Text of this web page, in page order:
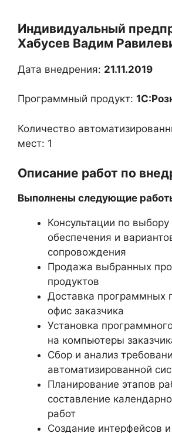
Индивидуальный
Хабусев Вадим
Дата внедрения: 21.11.2019
Программный продукт:
Количество
мест: 1
Описание работ по
Выполнены следующие
Консультации по
обеспечения и
сопровождения
Продажа выбранных
продуктов
Доставка программных
офис заказчика
Установка
на компьютеры
Сбор и анализ
автоматизированной
Планирование этапов
составление
работ
Создание интерфейсов